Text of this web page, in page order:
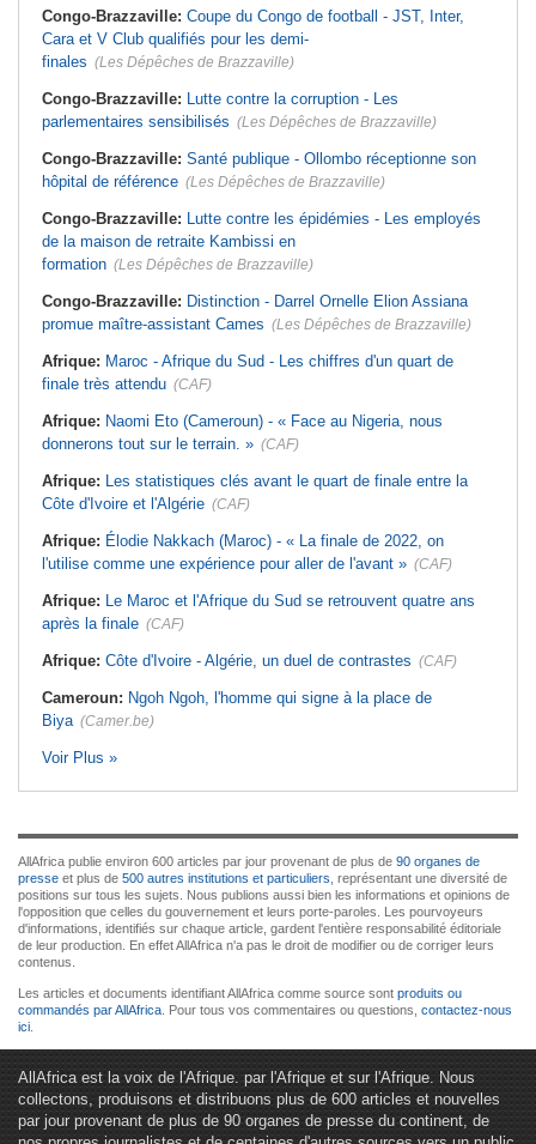
Congo-Brazzaville: Coupe du Congo de football - JST, Inter,
Cara et V Club qualifiés pour les demi-
finales (Les Dépêches de Brazzaville)
Congo-Brazzaville: Lutte contre la corruption - Les
parlementaires sensibilisés (Les Dépêches de Brazzaville)
Congo-Brazzaville: Santé publique - Ollombo réceptionne son
hôpital de référence (Les Dépêches de Brazzaville)
Congo-Brazzaville: Lutte contre les épidémies - Les employés
de la maison de retraite Kambissi en
formation (Les Dépêches de Brazzaville)
Congo-Brazzaville: Distinction - Darrel Ornelle Elion Assiana
promue maître-assistant Cames (Les Dépêches de Brazzaville)
Afrique: Maroc - Afrique du Sud - Les chiffres d'un quart de
finale très attendu (CAF)
Afrique: Naomi Eto (Cameroun) - « Face au Nigeria, nous
donnerons tout sur le terrain. » (CAF)
Afrique: Les statistiques clés avant le quart de finale entre la
Côte d'Ivoire et l'Algérie (CAF)
Afrique: Élodie Nakkach (Maroc) - « La finale de 2022, on
l'utilise comme une expérience pour aller de l'avant » (CAF)
Afrique: Le Maroc et l'Afrique du Sud se retrouvent quatre ans
après la finale (CAF)
Afrique: Côte d'Ivoire - Algérie, un duel de contrastes (CAF)
Cameroun: Ngoh Ngoh, l'homme qui signe à la place de
Biya (Camer.be)
Voir Plus »
AllAfrica publie environ 600 articles par jour provenant de plus de 90 organes de
presse et plus de 500 autres institutions et particuliers , représentant une diversité de
positions sur tous les sujets. Nous publions aussi bien les informations et opinions de
l'opposition que celles du gouvernement et leurs porte-paroles. Les pourvoyeurs
d'informations, identifiés sur chaque article, gardent l'entière responsabilité éditoriale
de leur production. En effet AllAfrica n'a pas le droit de modifier ou de corriger leurs
contenus.
Les articles et documents identifiant AllAfrica comme source sont produits ou
commandés par AllAfrica . Pour tous vos commentaires ou questions, contactez-nous
ici
AllAfrica est la voix de l'Afrique. par l'Afrique et sur l'Afrique. Nous
collectons, produisons et distribuons plus de 600 articles et nouvelles
par jour provenant de plus de 90 organes de presse du continent, de